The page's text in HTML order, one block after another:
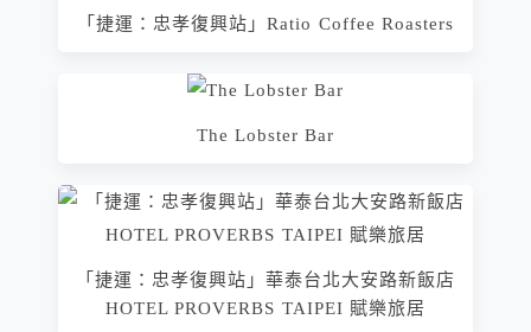
「捷運：忠孝復興站」Ratio Coffee Roasters
The Lobster Bar
「捷運：忠孝復興站」華泰台北大安路新飯店
HOTEL PROVERBS TAIPEI 賦樂旅居‬